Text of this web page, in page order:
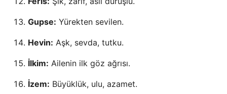
Gupse: Yürekten sevilen.
Hevin: Aşk, sevda, tutku.
İlkim: Ailenin ilk göz ağrısı.
İzem: Büyüklük, ulu, azamet.